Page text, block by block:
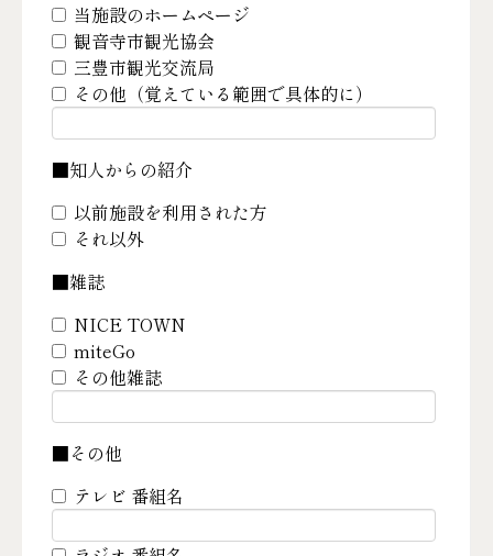
当施設のホームページ
観音寺市観光協会
三豊市観光交流局
その他（覚えている範囲で具体的に）
■知人からの紹介
以前施設を利用された方
それ以外
■雑誌
NICE TOWN
miteGo
その他雑誌
■その他
テレビ 番組名